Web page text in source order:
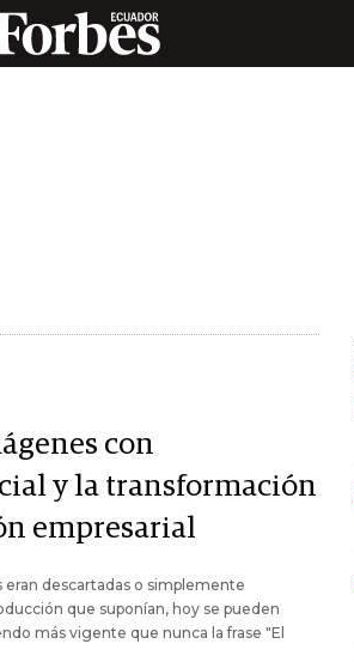
con
y la transformación
empresarial
eran descartadas o simplemente
que suponían, hoy se pueden
más vigente que nunca la frase "El